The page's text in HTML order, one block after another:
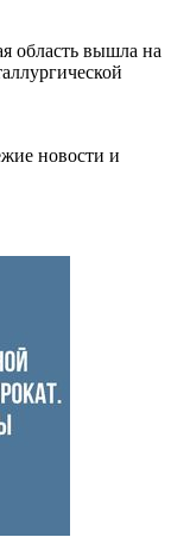
область вышла на
новости и